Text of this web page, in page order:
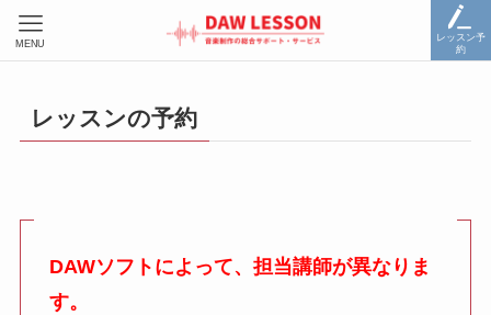
レッスン予
約
MENU
レッスンの予約
DAWソフトによって、担当講師が異なりま
す。